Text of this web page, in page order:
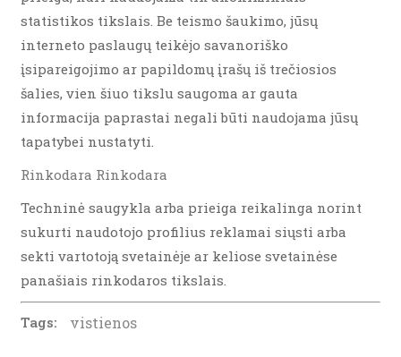
statistikos tikslais. Be teismo šaukimo, jūsų
interneto paslaugų teikėjo savanoriško
įsipareigojimo ar papildomų įrašų iš trečiosios
šalies, vien šiuo tikslu saugoma ar gauta
informacija paprastai negali būti naudojama jūsų
tapatybei nustatyti.
Rinkodara Rinkodara
Techninė saugykla arba prieiga reikalinga norint
sukurti naudotojo profilius reklamai siųsti arba
sekti vartotoją svetainėje ar keliose svetainėse
panašiais rinkodaros tikslais.
Tags: vistienos